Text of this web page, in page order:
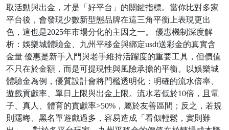
取活動與出金，才是「好平台」的關鍵指標。當你比對多家
平台後，會發現少數新型態品牌在這三角平衡上表現更出
色，這也是2025年市場分化的主因之一。 優惠機制深度解
析：娛樂城體驗金、九州平移金與綁定usdt送彩金的真實含
金量 優惠是新手入門與老手維持活躍度的重要工具，但價值
不只在於金額，而是可提現性與風險承擔的平衡。以娛樂城
體驗金為例，優質設計會將門檻透明化：明確的流水倍率、
遊戲貢獻率、單日上限與出金上限。流水若低於10倍，且電
子、真人、體育的貢獻率>50%，屬於友善區間；反之，若規
則隱晦、黑名單遊戲過多，容易造成「看似輕鬆，實則難